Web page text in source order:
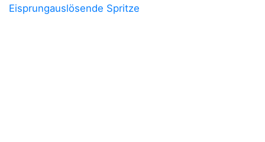
Eisprungauslösende Spritze